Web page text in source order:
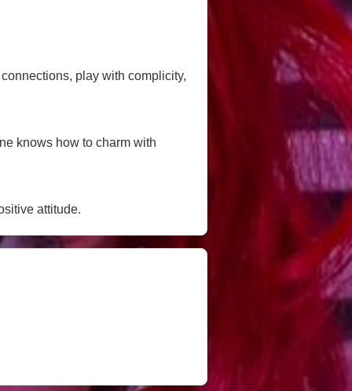
play with complicity,
knows how to charm with
attitude.